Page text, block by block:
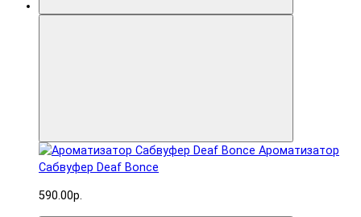
Ароматизатор
Сабвуфер Deaf Bonce
590.00р.